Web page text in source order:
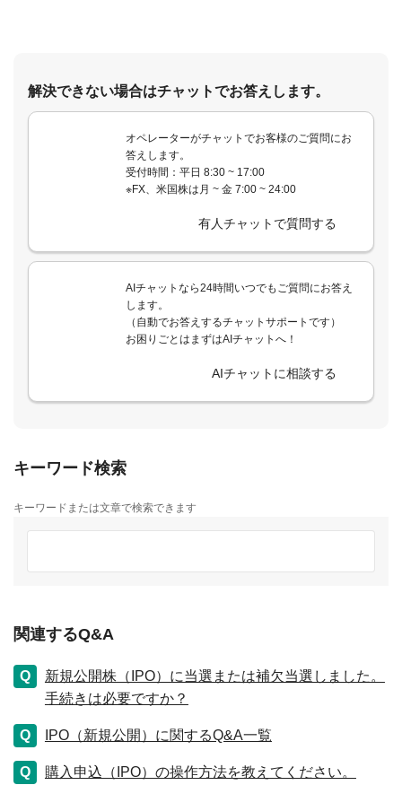
解決できない場合はチャットでお答えします。
オペレーターがチャットでお客様のご質問にお
答えします。
受付時間：平日 8:30 ~ 17:00
※FX、米国株は月 ~ 金 7:00 ~ 24:00
有人チャットで質問する
AIチャットなら24時間いつでもご質問にお答え
します。
（自動でお答えするチャットサポートです）
お困りごとはまずはAIチャットへ！
AIチャットに相談する
キーワード検索
キーワードまたは文章で検索できます
関連するQ&A
新規公開株（IPO）に当選または補欠当選しました。
手続きは必要ですか？
IPO（新規公開）に関するQ&A一覧
購入申込（IPO）の操作方法を教えてください。